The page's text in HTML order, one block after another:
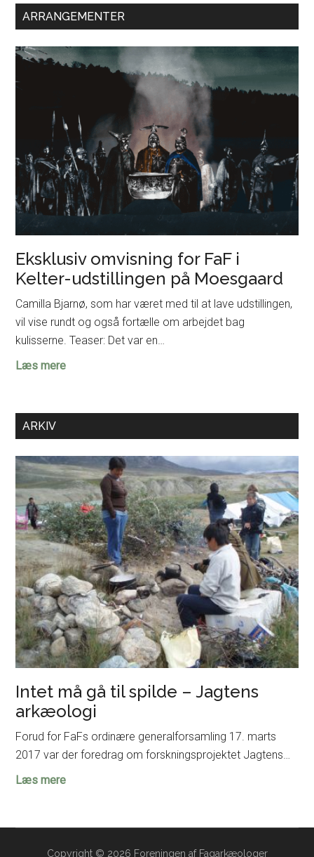
ARRANGEMENTER
Eksklusiv omvisning for FaF i
Kelter-udstillingen på Moesgaard
Camilla Bjarnø, som har været med til at lave udstillingen,
vil vise rundt og også fortælle om arbejdet bag
kulisserne. Teaser: Det var en…
Læs mereEksklusiv
i
Kelter-
udstillingen
på
Moesgaard
ARKIV
Intet må gå til spilde – Jagtens
arkæologi
Forud for FaFs ordinære generalforsamling 17. marts
2017 var der foredrag om forskningsprojektet Jagtens…
Læs mereIntet
spilde
Copyright © 2026 Foreningen af Fagarkæologer